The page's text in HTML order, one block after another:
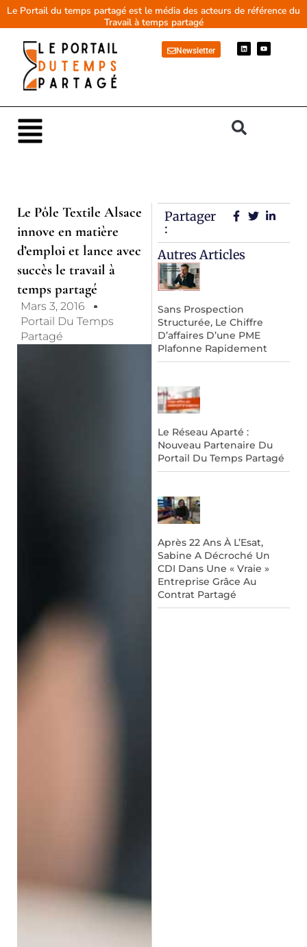
AllerLe Portail du temps partagé est le média des acteurs de référence du
Travail à temps partagé
Newsletter
L
i
n
Y
o
u
Main
Menu
Le Pôle Textile Alsace
innove en matière
d’emploi et lance avec
succès le travail à
temps partagé
Mars 3, 2016
Portail Du Temps
Partagé
Partager
:
Autres Articles
Sans Prospection
Structurée, Le Chiffre
D’affaires D’une PME
Plafonne Rapidement
Le Réseau Aparté :
Nouveau Partenaire Du
Portail Du Temps Partagé
Après 22 Ans À L’Esat,
Sabine A Décroché Un
CDI Dans Une « Vraie »
Entreprise Grâce Au
Contrat Partagé